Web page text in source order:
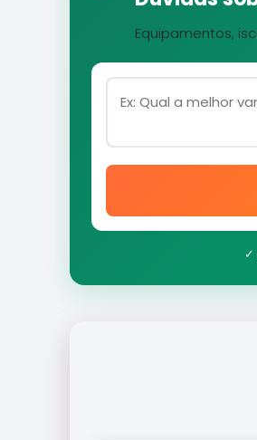
Equipamentos,
✓